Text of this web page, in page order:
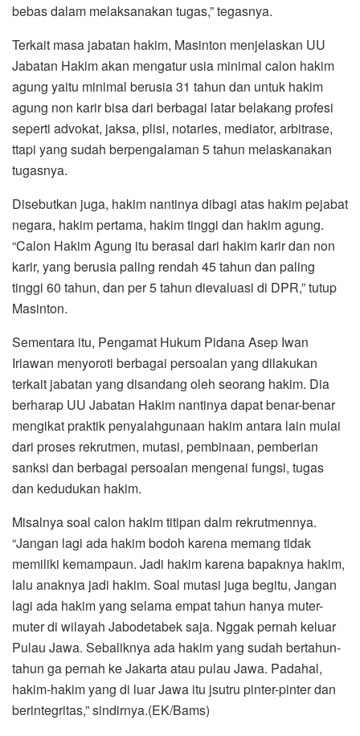
bebas dalam melaksanakan tugas,” tegasnya.
Terkait masa jabatan hakim, Masinton menjelaskan UU
Jabatan Hakim akan mengatur usia minimal calon hakim
agung yaitu minimal berusia 31 tahun dan untuk hakim
agung non karir bisa dari berbagai latar belakang profesi
seperti advokat, jaksa, plisi, notaries, mediator, arbitrase,
ttapi yang sudah berpengalaman 5 tahun melaskanakan
tugasnya.
Disebutkan juga, hakim nantinya dibagi atas hakim pejabat
negara, hakim pertama, hakim tinggi dan hakim agung.
“Calon Hakim Agung itu berasal dari hakim karir dan non
karir, yang berusia paling rendah 45 tahun dan paling
tinggi 60 tahun, dan per 5 tahun dievaluasi di DPR,” tutup
Masinton.
Sementara itu, Pengamat Hukum Pidana Asep Iwan
Iriawan menyoroti berbagai persoalan yang dilakukan
terkait jabatan yang disandang oleh seorang hakim. Dia
berharap UU Jabatan Hakim nantinya dapat benar-benar
mengikat praktik penyalahgunaan hakim antara lain mulai
dari proses rekrutmen, mutasi, pembinaan, pemberian
sanksi dan berbagai persoalan mengenai fungsi, tugas
dan kedudukan hakim.
Misalnya soal calon hakim titipan dalm rekrutmennya.
“Jangan lagi ada hakim bodoh karena memang tidak
memiliki kemampaun. Jadi hakim karena bapaknya hakim,
lalu anaknya jadi hakim. Soal mutasi juga begitu, Jangan
lagi ada hakim yang selama empat tahun hanya muter-
muter di wilayah Jabodetabek saja. Nggak pernah keluar
Pulau Jawa. Sebaliknya ada hakim yang sudah bertahun-
tahun ga pernah ke Jakarta atau pulau Jawa. Padahal,
hakim-hakim yang di luar Jawa itu jsutru pinter-pinter dan
berintegritas,” sindirnya.(EK/Bams)